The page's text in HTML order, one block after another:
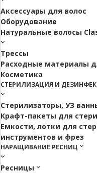
Аксессуары для волос
Оборудование
Натуральные волосы
Трессы
Расходные материалы
Косметика
СТЕРИЛИЗАЦИЯ И
Стерилизаторы, УЗ
Крафт-пакеты для
Емкости, лотки для
инструментов и фрез
НАРАЩИВАНИЕ РЕСНИЦ
Ресницы